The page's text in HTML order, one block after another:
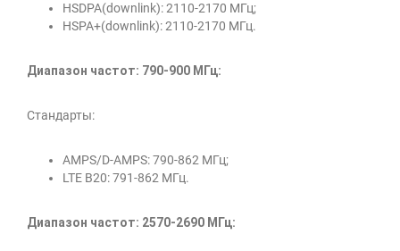
HSDPA(downlink): 2110-2170 МГц;
HSPA+(downlink): 2110-2170 МГц.
Диапазон частот: 790-900 МГц:
Стандарты:
AMPS/D-AMPS: 790-862 МГц;
LTE B20: 791-862 МГц.
Диапазон частот: 2570-2690 МГц: